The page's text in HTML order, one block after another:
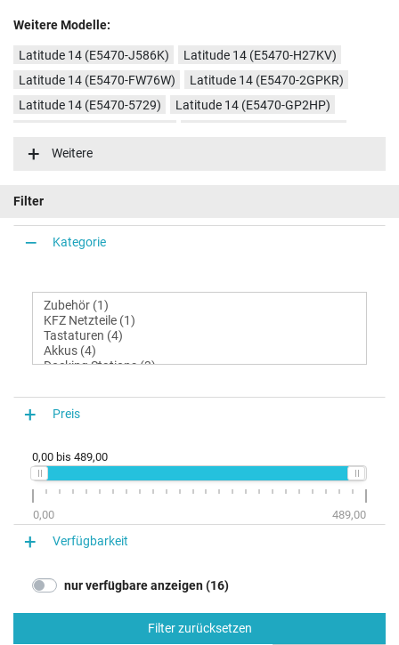
Weitere Modelle:
Latitude 14 (E5470-J586K)
Latitude 14 (E5470-H27KV)
Latitude 14 (E5470-FW76W)
Latitude 14 (E5470-2GPKR)
Latitude 14 (E5470-5729)
Latitude 14 (E5470-GP2HP)
Latitude 14 (E5470-DRY35)
Weitere
Filter
Kategorie
Preis
0,00 bis 489,00
0,00 489,00
Verfügbarkeit
nur verfügbare anzeigen (16)
Filter zurücksetzen